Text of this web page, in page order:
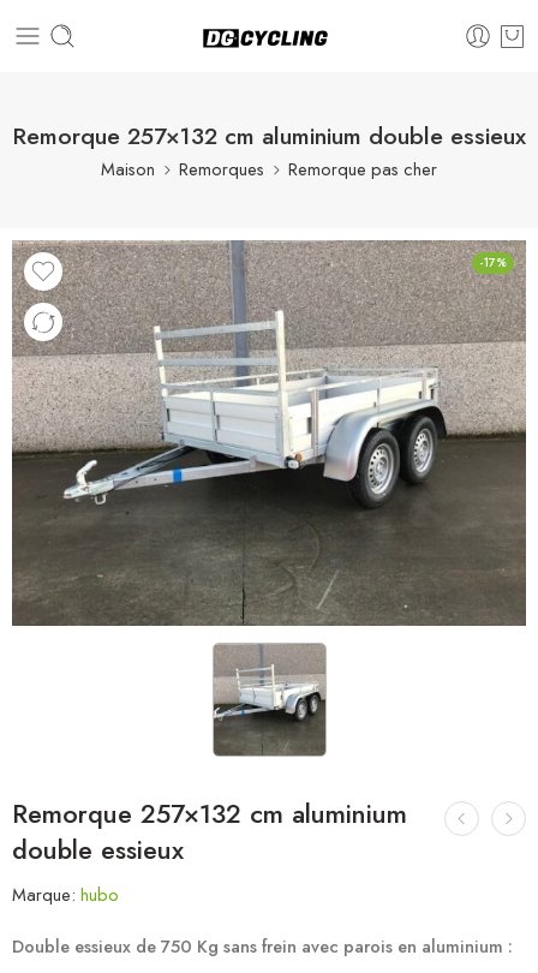
Remorque 257×132 cm aluminium double essieux
Maison Remorques Remorque pas cher
-17%
Remorque 257×132 cm aluminium
double essieux
Marque: hubo
Double essieux de 750 Kg sans frein avec parois en aluminium :